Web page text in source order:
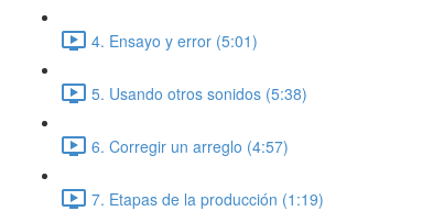
4. Ensayo y error (5:01)
5. Usando otros sonidos (5:38)
6. Corregir un arreglo (4:57)
7. Etapas de la producción (1:19)